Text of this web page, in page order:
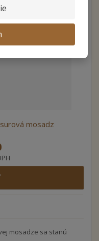
mosadz
mosadze sa stanú